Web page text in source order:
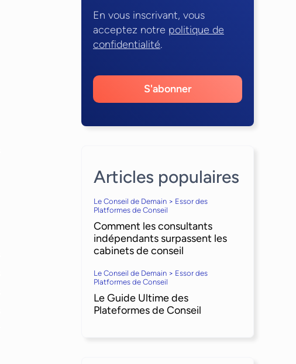
En vous inscrivant, vous
acceptez notre politique de
confidentialité.
S'abonner
Articles populaires
Le Conseil de Demain > Essor des
Platformes de Conseil
Comment les consultants
indépendants surpassent les
cabinets de conseil
Le Conseil de Demain > Essor des
Platformes de Conseil
Le Guide Ultime des
Plateformes de Conseil